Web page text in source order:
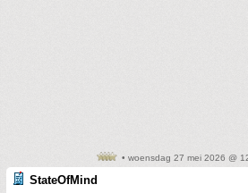
• woensdag 27 mei 2026 @
StateOfMind